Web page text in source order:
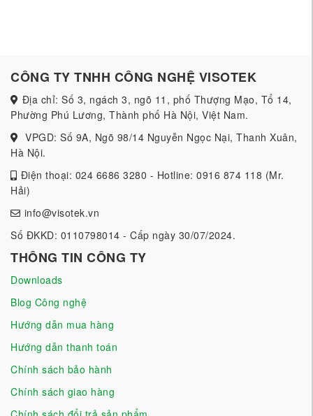
CÔNG TY TNHH CÔNG NGHỆ VISOTEK
Địa chỉ: Số 3, ngách 3, ngõ 11, phố Thượng Mạo, Tổ 14,
Phường Phú Lương, Thành phố Hà Nội, Việt Nam.
VPGD: Số 9A, Ngõ 98/14 Nguyễn Ngọc Nại, Thanh Xuân,
Hà Nội.
Điện thoại: 024 6686 3280 - Hotline: 0916 874 118 (Mr.
Hải)
info@visotek.vn
Số ĐKKD: 0110798014 - Cấp ngày 30/07/2024.
THÔNG TIN CÔNG TY
Downloads
Blog Công nghệ
Hướng dẫn mua hàng
Hướng dẫn thanh toán
Chính sách bảo hành
Chính sách giao hàng